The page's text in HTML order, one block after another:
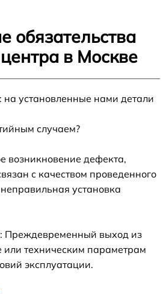
обязательства
в Москве
на установленные нами детали
случаем?
возникновение дефекта,
с качеством проведенного
установка
Преждевременный выход из
или техническим параметрам
эксплуатации.